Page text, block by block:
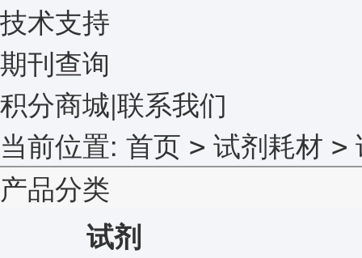
技术支持
期刊查询
积分商城|联系我们
当前位置: 首页 > 试剂耗材 >
产品分类
试剂